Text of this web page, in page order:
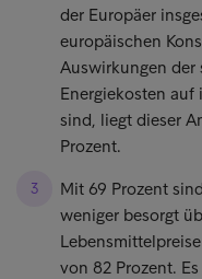
der Europäer
europäischen
Auswirkungen
Energiekosten
sind, liegt dieser
Prozent.
Mit 69 Prozent
weniger besorgt
von 82 Prozent.